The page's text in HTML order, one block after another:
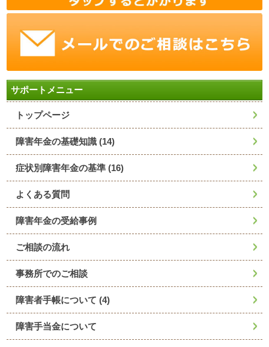
サポートメニュー
トップページ
障害年金の基礎知識 (14)
症状別障害年金の基準 (16)
よくある質問
障害年金の受給事例
ご相談の流れ
事務所でのご相談
障害者手帳について (4)
障害手当金について